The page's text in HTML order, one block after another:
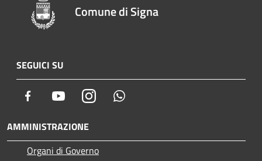
Comune di Signa
SEGUICI SU
Facebook YoutubeInstagram
AMMINISTRAZIONE
Organi di Governo